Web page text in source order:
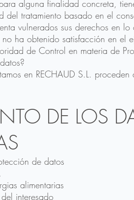
alguna finalidad concreta,
tratamiento basado en el
vulnerados sus derechos en
ha obtenido satisfacción en el
de Control en materia de
en RECHAUD S.L.
DE LOS
de datos
alimentarias
interesado